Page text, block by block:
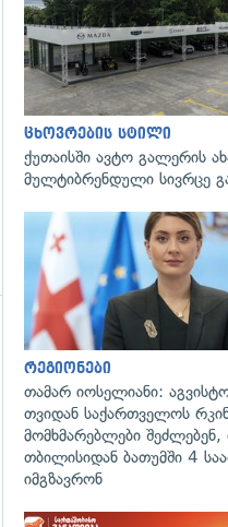
გადახედვა
ცხოვრების სტილი
ქუთაისში ავტო გალერის
მულტიბრენდული სივრცე
რეგიონები
თამარ იოსელიანი:
თვიდან საქართველოს
მომხმარებლები
თბილისიდან ბათუმში 4
იმგზავრონ